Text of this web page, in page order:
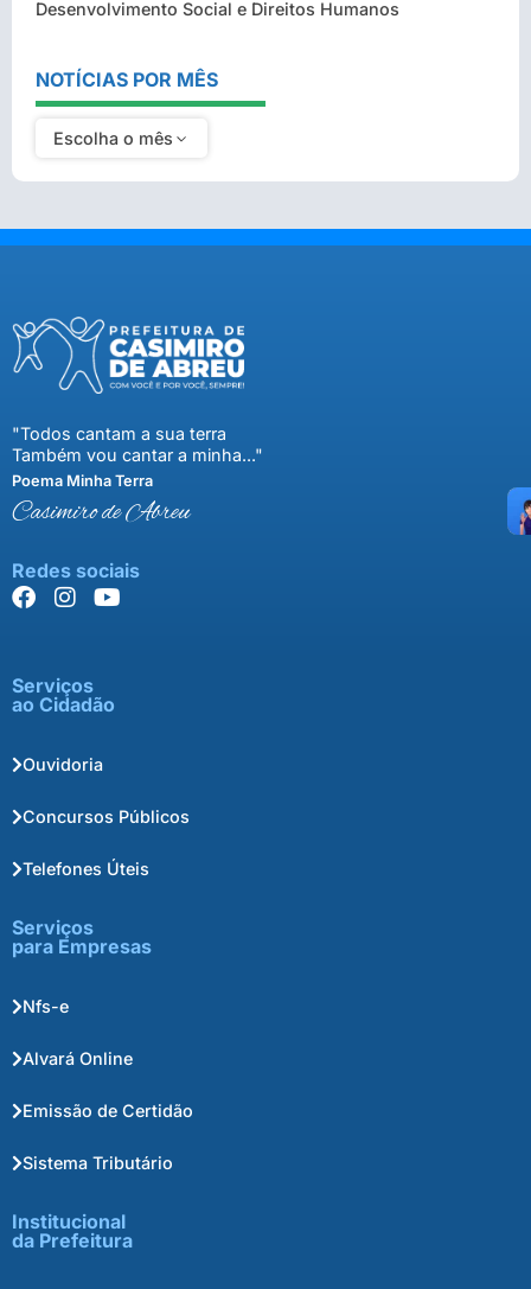
Desenvolvimento Social e Direitos Humanos
NOTÍCIAS POR MÊS
Escolha o mês
"Todos cantam a sua terra
Também vou cantar a minha..."
Poema Minha Terra
Casimiro de Abreu
Redes sociais
Serviços
ao Cidadão
Ouvidoria
Concursos Públicos
Telefones Úteis
Serviços
para Empresas
Nfs-e
Alvará Online
Emissão de Certidão
Sistema Tributário
Institucional
da Prefeitura